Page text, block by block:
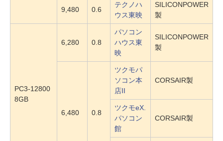
9,480 0.6
テクノハ
ウス東映
SILICONPOWER
製
PC3-12800
8GB
6,280 0.8
パソコン
ハウス東
映
SILICONPOWER
製
6,480 0.8
ツクモパ
ソコン本
店II
CORSAIR製
ツクモeX.
パソコン
館
CORSAIR製